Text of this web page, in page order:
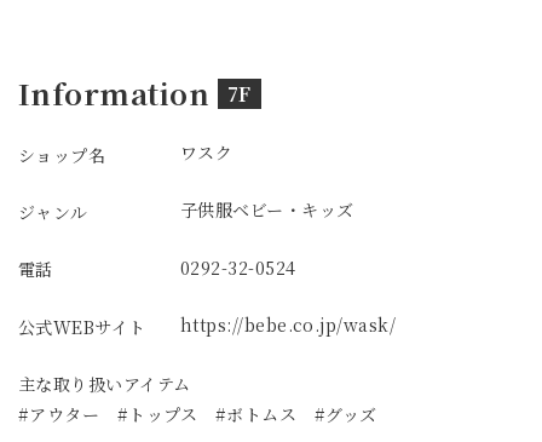
Information 7F
ショップ名 ワスク
ジャンル 子供服ベビー・キッズ
電話 0292-32-0524
公式WEBサイト https://bebe.co.jp/wask/
主な取り扱いアイテム
#アウター #トップス #ボトムス #グッズ